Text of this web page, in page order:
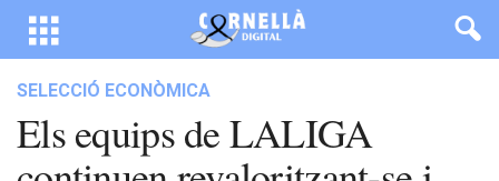
SELECCIÓ ECONÒMICA
Els equips de LALIGA